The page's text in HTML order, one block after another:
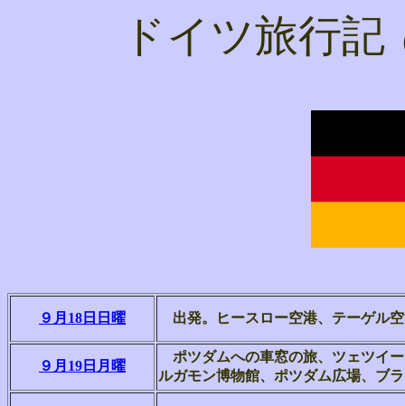
ドイツ旅行記
９月18日日曜 出発。ヒースロー空港、テーゲル
９月19日月曜
ポツダムへの車窓の旅、 ツェツイ
ルガモン博物館、ポツダム広場、ブ